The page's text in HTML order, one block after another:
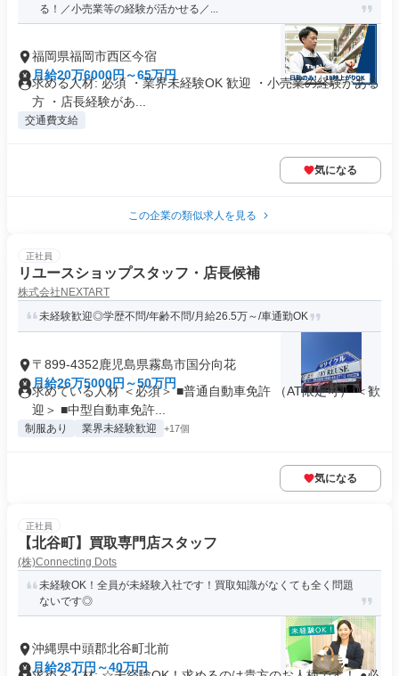
る！／小売業等の経験が活かせる／...
福岡県福岡市西区今宿
月給20万6000円～65万円
求める人材: 必須 ・業界未経験OK 歓迎 ・小売業の経験がある
方 ・店長経験があ...
交通費支給
気になる
この企業の類似求人を見る
正社員
リユースショップスタッフ・店長候補
株式会社NEXTART
未経験歓迎◎学歴不問/年齢不問/月給26.5万～/車通勤OK
〒899-4352鹿児島県霧島市国分向花
月給26万5000円～50万円
求めている人材 ＜必須＞ ■普通自動車免許 （AT限定可） ＜歓
迎＞ ■中型自動車免許...
制服あり 業界未経験歓迎 +17個
気になる
正社員
【北谷町】買取専門店スタッフ
(株)Connecting Dots
未経験OK！全員が未経験入社です！買取知識がなくても全く問題
ないです◎
沖縄県中頭郡北谷町北前
月給28万円～40万円